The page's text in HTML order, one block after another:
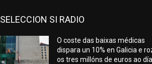
SELECCION SI RADIO
O coste das baixas médicas
dispara un 10% en Galicia e
os tres millóns de euros ao día